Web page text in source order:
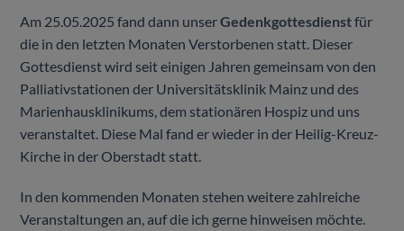
Am 25.05.2025 fand dann unserGedenkgottesdienstfür
die in den letzten Monaten Verstorbenen statt. Dieser
Gottesdienst wird seit einigen Jahren gemeinsam von den
Palliativstationen der Universitätsklinik Mainz und des
Marienhausklinikums, dem stationären Hospiz und uns
veranstaltet. Diese Mal fand er wieder in der Heilig-Kreuz-
Kirche in der Oberstadt statt.
In den kommenden Monaten stehen weitere zahlreiche
Veranstaltungen an, auf die ich gerne hinweisen möchte.